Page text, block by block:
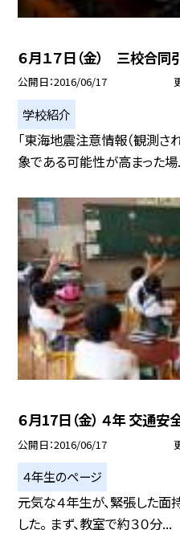
６月１７日（金） 三校合同
公開日 2016/06/17
学校紹介
「東海地震注意情報（観測
象である可能性が高まった場
６月17日（金） ４年 交通安
公開日 2016/06/17
４年生のページ
元気な４年生が、緊張した
した。 まず、教室で約３０分...